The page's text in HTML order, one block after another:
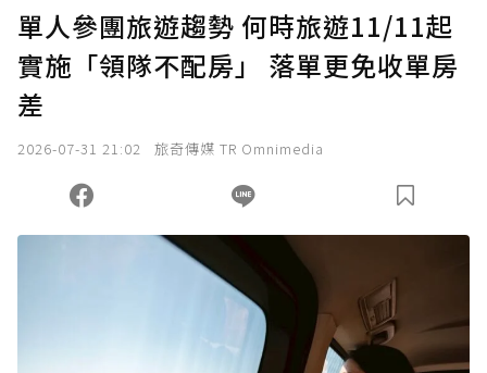
確認送出
您當前剩餘 U 利點數：0點；前往 購買點數
單人參團旅遊趨勢 何時旅遊11/11起
實施「領隊不配房」 落單更免收單房
差
2026-07-31 21:02 旅奇傳媒 TR Omnimedia